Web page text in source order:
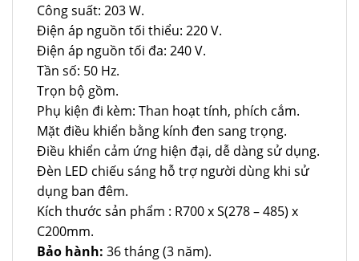
Công suất: 203 W.
Điện áp nguồn tối thiểu: 220 V.
Điện áp nguồn tối đa: 240 V.
Tần số: 50 Hz.
Trọn bộ gồm.
Phụ kiện đi kèm: Than hoạt tính, phích cắm.
Mặt điều khiển bằng kính đen sang trọng.
Điều khiển cảm ứng hiện đại, dễ dàng sử dụng.
Đèn LED chiếu sáng hỗ trợ người dùng khi sử
dụng ban đêm.
Kích thước sản phẩm : R700 x S(278 – 485) x
C200mm.
Bảo hành: 36 tháng (3 năm).